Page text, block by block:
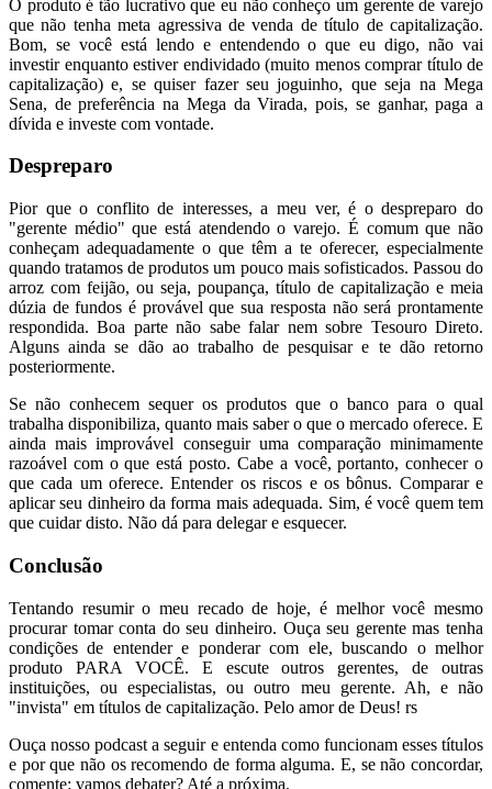
O produto é tão lucrativo que eu não conheço um gerente de varejo
que não tenha meta agressiva de venda de título de capitalização.
Bom, se você está lendo e entendendo o que eu digo, não vai
investir enquanto estiver endividado (muito menos comprar título de
capitalização) e, se quiser fazer seu joguinho, que seja na Mega
Sena, de preferência na Mega da Virada, pois, se ganhar, paga a
dívida e investe com vontade.
Despreparo
Pior que o conflito de interesses, a meu ver, é o despreparo do
"gerente médio" que está atendendo o varejo. É comum que não
conheçam adequadamente o que têm a te oferecer, especialmente
quando tratamos de produtos um pouco mais sofisticados. Passou do
arroz com feijão, ou seja, poupança, título de capitalização e meia
dúzia de fundos é provável que sua resposta não será prontamente
respondida. Boa parte não sabe falar nem sobre Tesouro Direto.
Alguns ainda se dão ao trabalho de pesquisar e te dão retorno
posteriormente.
Se não conhecem sequer os produtos que o banco para o qual
trabalha disponibiliza, quanto mais saber o que o mercado oferece. E
ainda mais improvável conseguir uma comparação minimamente
razoável com o que está posto. Cabe a você, portanto, conhecer o
que cada um oferece. Entender os riscos e os bônus. Comparar e
aplicar seu dinheiro da forma mais adequada. Sim, é você quem tem
que cuidar disto. Não dá para delegar e esquecer.
Conclusão
Tentando resumir o meu recado de hoje, é melhor você mesmo
procurar tomar conta do seu dinheiro. Ouça seu gerente mas tenha
condições de entender e ponderar com ele, buscando o melhor
produto PARA VOCÊ. E escute outros gerentes, de outras
instituições, ou especialistas, ou outro meu gerente. Ah, e não
"invista" em títulos de capitalização. Pelo amor de Deus! rs
Ouça nosso podcast a seguir e entenda como funcionam esses títulos
e por que não os recomendo de forma alguma. E, se não concordar,
comente: vamos debater? Até a próxima.